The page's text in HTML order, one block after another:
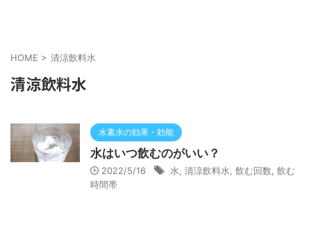
HOME > 清涼飲料水
清涼飲料水
水素水の効果・効能
水はいつ飲むのがいい？
2022/5/16 水 清涼飲料水 飲む回数 飲む
時間帯